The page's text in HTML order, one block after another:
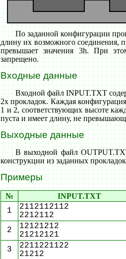
По заданной конфигурации
длину их возможного соединения,
превышает значения 3h. При
запрещено.
Входные данные
Входной файл INPUT.TXT
2х прокладок. Каждая
1 и 2, соответствующих высоте
пуста и имеет длину, не
Выходные данные
В выходной файл
конструкции из заданных
Примеры
№ INPUT.TXT
1
2112112112
2212112
2
12121212
21212121
3
2211221122
21212